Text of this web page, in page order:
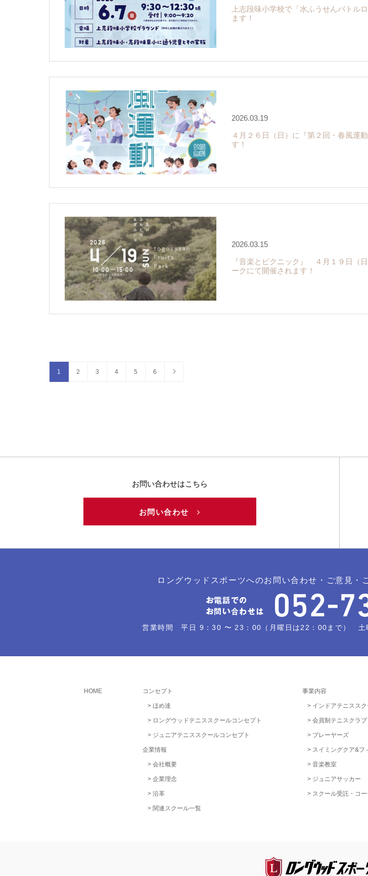
上志段味小学校で「水ふうせんバトル
ます！
2026.03.19
４月２６日（日）に『第２回・春風運
す！
2026.03.15
『音楽とピクニック』 ４月１９日（
ークにて開催されます！
1 2 3 4 5 6
お問い合わせはこちら
お問い合わせ
ロングウッドスポーツへのお問い合わせ・ご意見・
営業時間 平日 9：30 〜 23：00（月曜日は22：00まで）
HOME コンセプト
ほめ達
ロングウッドテニススクールコンセプト
ジュニアテニススクールコンセプト
企業情報
会社概要
企業理念
沿革
関連スクール一覧
事業内容
インドアテニスス
会員制テニスクラブ
プレーヤーズ
スイミングクア&フ
音楽教室
ジュニアサッカー
スクール受託・コ